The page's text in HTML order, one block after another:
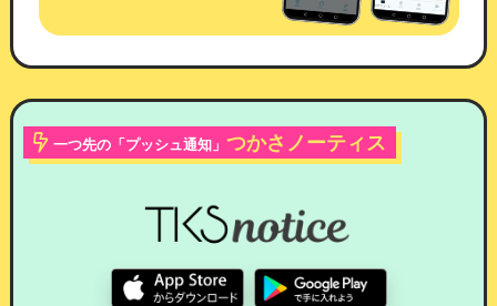
一般公開ページには表示されないため、会員様限
用いただけます。
口コミの投稿と編集について
一つ先の「プッシュ通知」 つかさノーティス